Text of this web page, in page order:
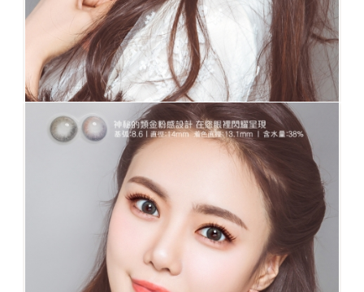
No.107 dazziling紫棕 金粉系列